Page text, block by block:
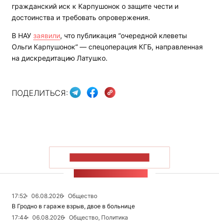
гражданский иск к Карпушонок о защите чести и
достоинства и требовать опровержения.
В НАУ заявили, что публикация “очередной клеветы
Ольги Карпушонок“ — спецоперация КГБ, направленная
на дискредитацию Латушко.
ПОДЕЛИТЬСЯ:
17:52 06.08.2026
Общество
В Гродно в гараже взрыв, двое в больнице
17:44
06.08.2026
Общество, Политика